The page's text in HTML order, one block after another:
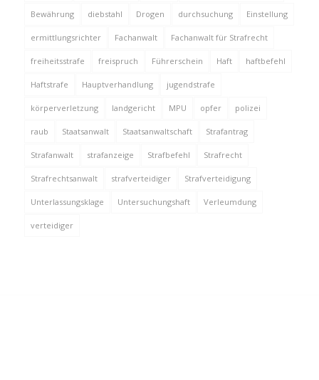
Bewährung diebstahl Drogen durchsuchung Einstellung
ermittlungsrichter Fachanwalt Fachanwalt für Strafrecht
freiheitsstrafe freispruch Führerschein Haft haftbefehl
Haftstrafe Hauptverhandlung jugendstrafe
körperverletzung landgericht MPU opfer polizei
raub Staatsanwalt Staatsanwaltschaft Strafantrag
Strafanwalt strafanzeige Strafbefehl Strafrecht
Strafrechtsanwalt strafverteidiger Strafverteidigung
Unterlassungsklage Untersuchungshaft Verleumdung
verteidiger